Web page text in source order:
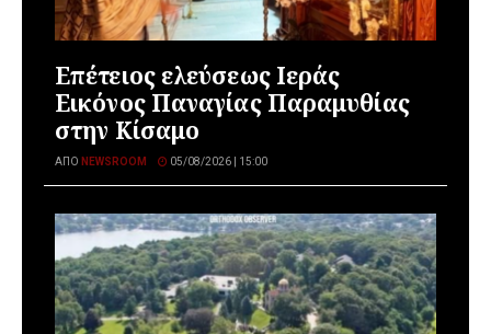
Επέτειος ελεύσεως Ιεράς
Εικόνος Παναγίας Παραμυθίας
στην Κίσαμο
ΑΠΌ NEWSROOM 05/08/2026 | 15:00